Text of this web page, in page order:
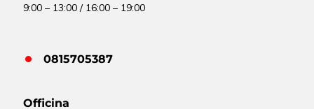
9:00 – 13:00 / 16:00 – 19:00
0815705387
Officina